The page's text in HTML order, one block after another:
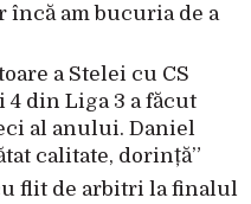
încă am bucuria de a
a Stelei cu CS
din Liga 3 a făcut
al anului. Daniel
calitate, dorință”
flit de arbitri la finalul